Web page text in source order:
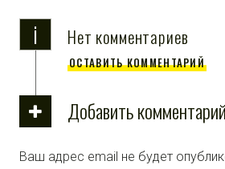
i Нет комментариев
ОСТАВИТЬ КОММЕНТАРИЙ
Добавить комментарий
Ваш адрес email не будет